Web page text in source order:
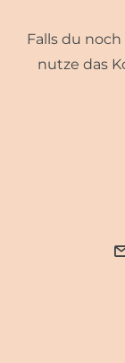
Falls du
nutze das